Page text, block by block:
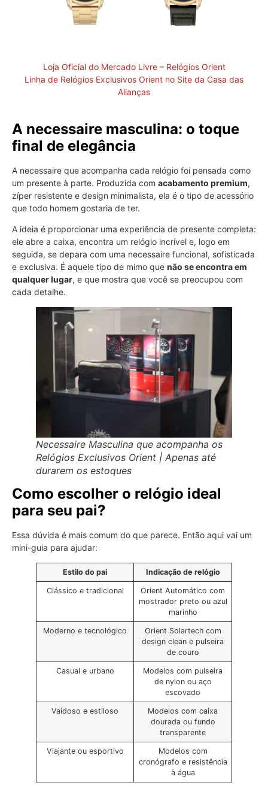
Loja Oficial do Mercado Livre – Relógios Orient
Linha de Relógios Exclusivos Orient no Site da Casa das
Alianças
A necessaire masculina: o toque
final de elegância
A necessaire que acompanha cada relógio foi pensada como
um presente à parte. Produzida com acabamento premium,
zíper resistente e design minimalista, ela é o tipo de acessório
que todo homem gostaria de ter.
A ideia é proporcionar uma experiência de presente completa:
ele abre a caixa, encontra um relógio incrível e, logo em
seguida, se depara com uma necessaire funcional, sofisticada
e exclusiva. É aquele tipo de mimo que não se encontra em
qualquer lugar, e que mostra que você se preocupou com
cada detalhe.
Necessaire Masculina que acompanha os
Relógios Exclusivos Orient | Apenas até
durarem os estoques
Como escolher o relógio ideal
para seu pai?
Essa dúvida é mais comum do que parece. Então aqui vai um
mini-guia para ajudar:
Estilo do pai Indicação de relógio
Clássico e tradicional
Orient Automático com
mostrador preto ou azul
marinho
Moderno e tecnológico
Orient Solartech com
design clean e pulseira
de couro
Casual e urbano
Modelos com pulseira
de nylon ou aço
escovado
Vaidoso e estiloso
Modelos com caixa
dourada ou fundo
transparente
Viajante ou esportivo
Modelos com
cronógrafo e resistência
à água